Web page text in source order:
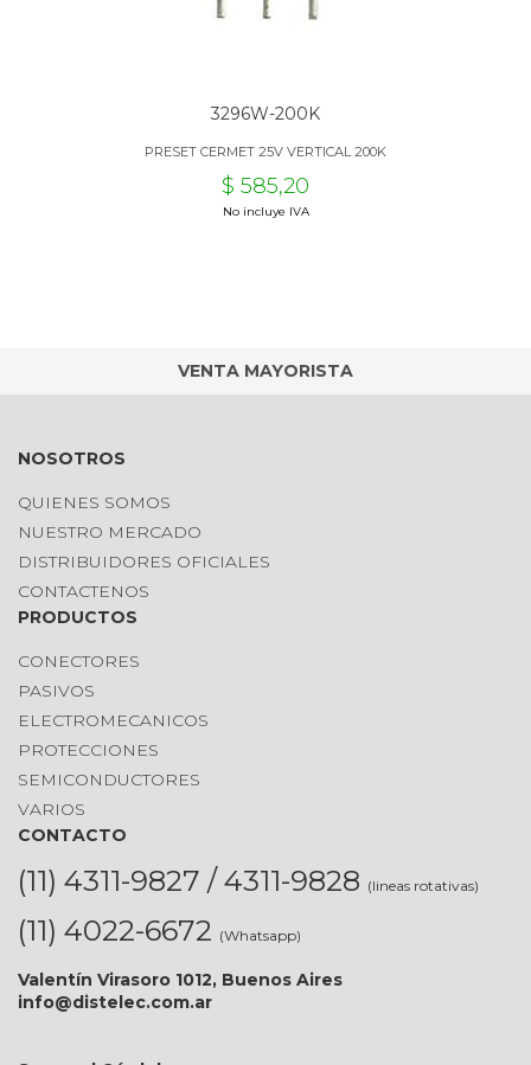
3296W-200K
PRESET CERMET 25V VERTICAL 200K
$ 585,20
No incluye IVA
VENTA MAYORISTA
NOSOTROS
QUIENES SOMOS
NUESTRO MERCADO
DISTRIBUIDORES OFICIALES
CONTACTENOS
PRODUCTOS
CONECTORES
PASIVOS
ELECTROMECANICOS
PROTECCIONES
SEMICONDUCTORES
VARIOS
CONTACTO
(11) 4311-9827 / 4311-9828 (lineas rotativas)
(11) 4022-6672 (Whatsapp)
Valentín Virasoro 1012, Buenos Aires
info@distelec.com.ar